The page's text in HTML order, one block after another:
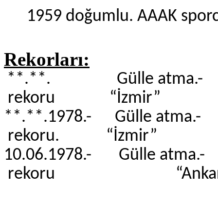
1959 doğumlu. AAAK
Rekorları:
**.**. Gülle atma.-
rekoru “İzmir”
**.**.1978.- Gülle
rekoru. “İzmir”
10.06.1978.- Gülle
rekoru